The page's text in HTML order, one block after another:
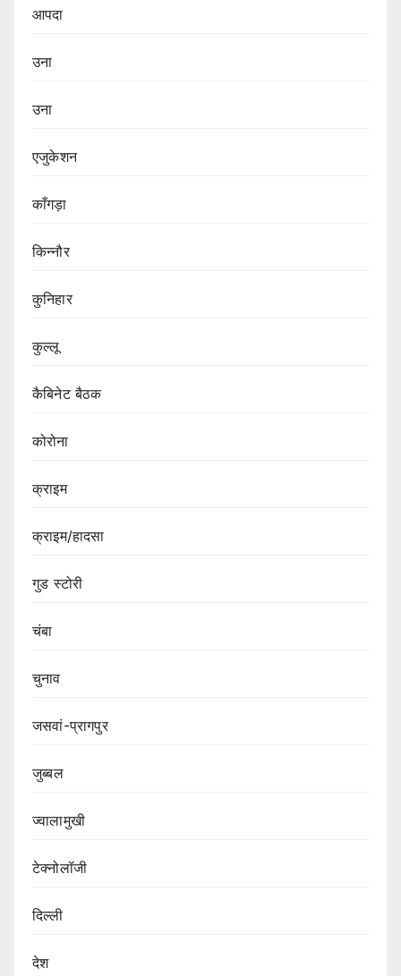
आपदा
उना
उना
एजुकेशन
काँगड़ा
किन्नौर
कुनिहार
कुल्लू
कैबिनेट बैठक
कोरोना
क्राइम
क्राइम/हादसा
गुड स्टोरी
चंबा
चुनाव
जसवां-प्रागपुर
जुब्बल
ज्वालामुखी
टेक्नोलॉजी
दिल्ली
देश